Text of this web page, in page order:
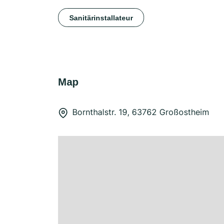
Sanitärinstallateur
Map
Bornthalstr. 19, 63762 Großostheim